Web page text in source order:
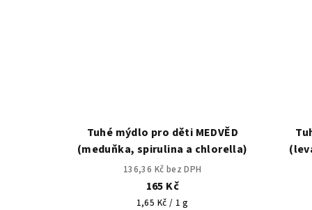
Tuhé mýdlo pro děti MEDVĚD
(meduňka, spirulina a chlorella)
136,36 Kč bez DPH
165 Kč
Měrná
1,65 Kč / 1 g